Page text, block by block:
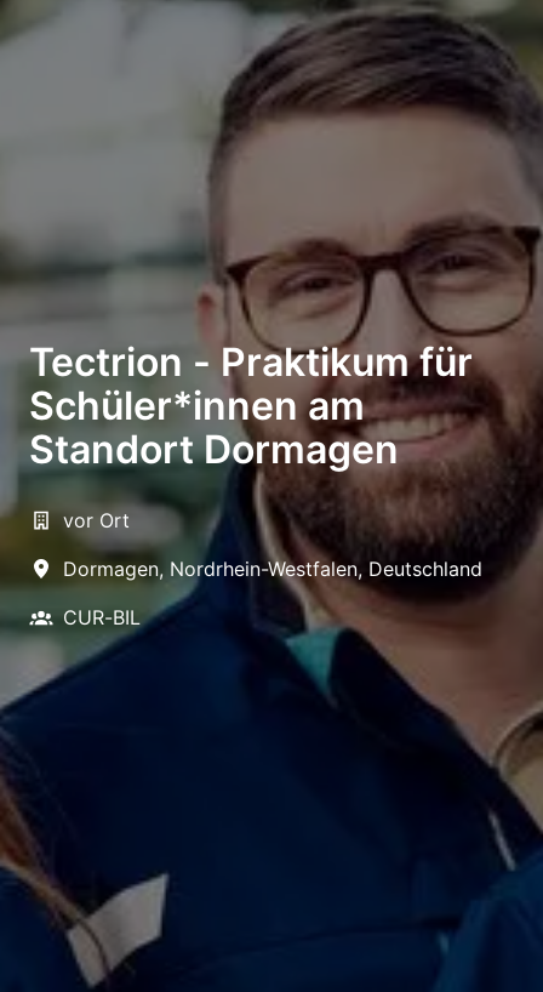
Tectrion - Praktikum für
Schüler*innen am
Standort Dormagen
vor Ort
Dormagen, Nordrhein-Westfalen, Deutschland
CUR-BIL